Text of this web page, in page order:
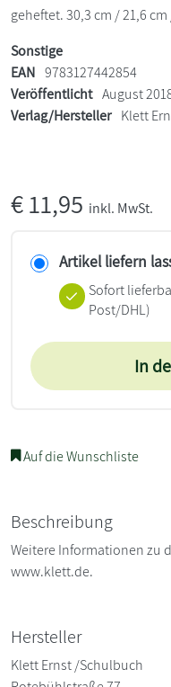
geheftet. 30,3 cm / 21,6
Sonstige
EAN 9783127442854
Veröffentlicht August
Verlag/Hersteller Klett
€11,95 inkl. MwSt.
Artikel liefern
Sofort
Post/DHL)
In
Auf die Wunschliste
Beschreibung
Weitere Informationen zu
www.klett.de.
Hersteller
Klett Ernst /Schulbuch